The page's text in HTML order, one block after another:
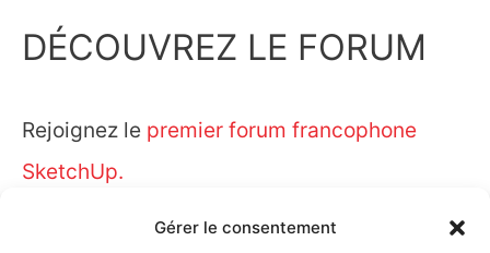
Gérer le consentement
DÉCOUVREZ LE FORUM
Rejoignez le premier forum francophone
SketchUp.